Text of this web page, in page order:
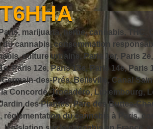
marijuana, herbe, cannabis, THC,
cannabis, consommation
culture urbaine, Paris 1er, Paris
Paris 12e, Paris 13e, Paris 14e,
des-Prés, Belleville, Canal
Concorde, Trocadéro, Luxembourg,
des Plantes, Parc des Buttes-
du cannabis à Paris,